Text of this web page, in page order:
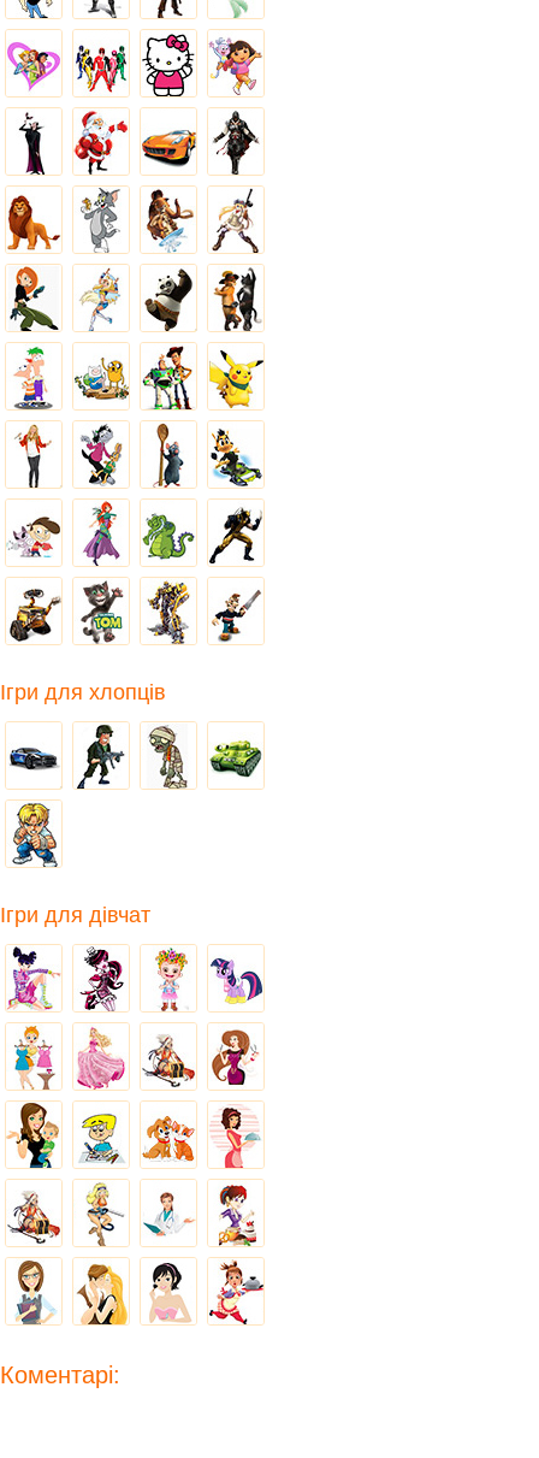
Ігри для хлопців
Ігри для дівчат
Коментарі: